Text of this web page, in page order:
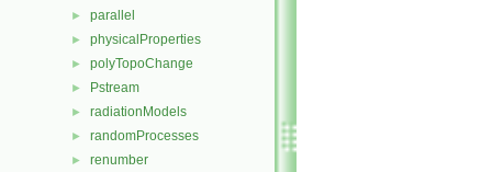
► parallel
► physicalProperties
► polyTopoChange
► Pstream
► radiationModels
► randomProcesses
► renumber